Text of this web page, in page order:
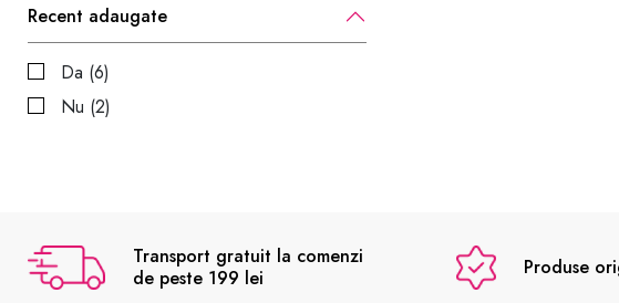
Recent adaugate
Da (6)
Nu (2)
Transport gratuit la comenzi
de peste 199 lei
Produse